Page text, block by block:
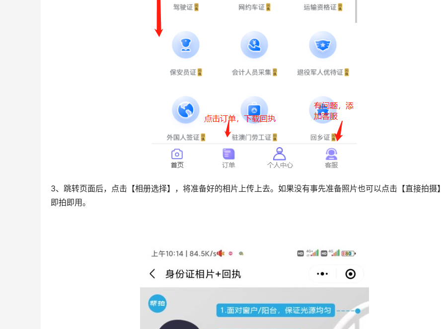
3、跳转页面后，点击【相册选择】，将准备好的相片上传上去。如果没有事先准备照片也可以点击【直接拍摄
即拍即用。